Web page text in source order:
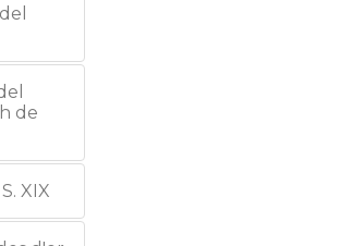
de
XIX